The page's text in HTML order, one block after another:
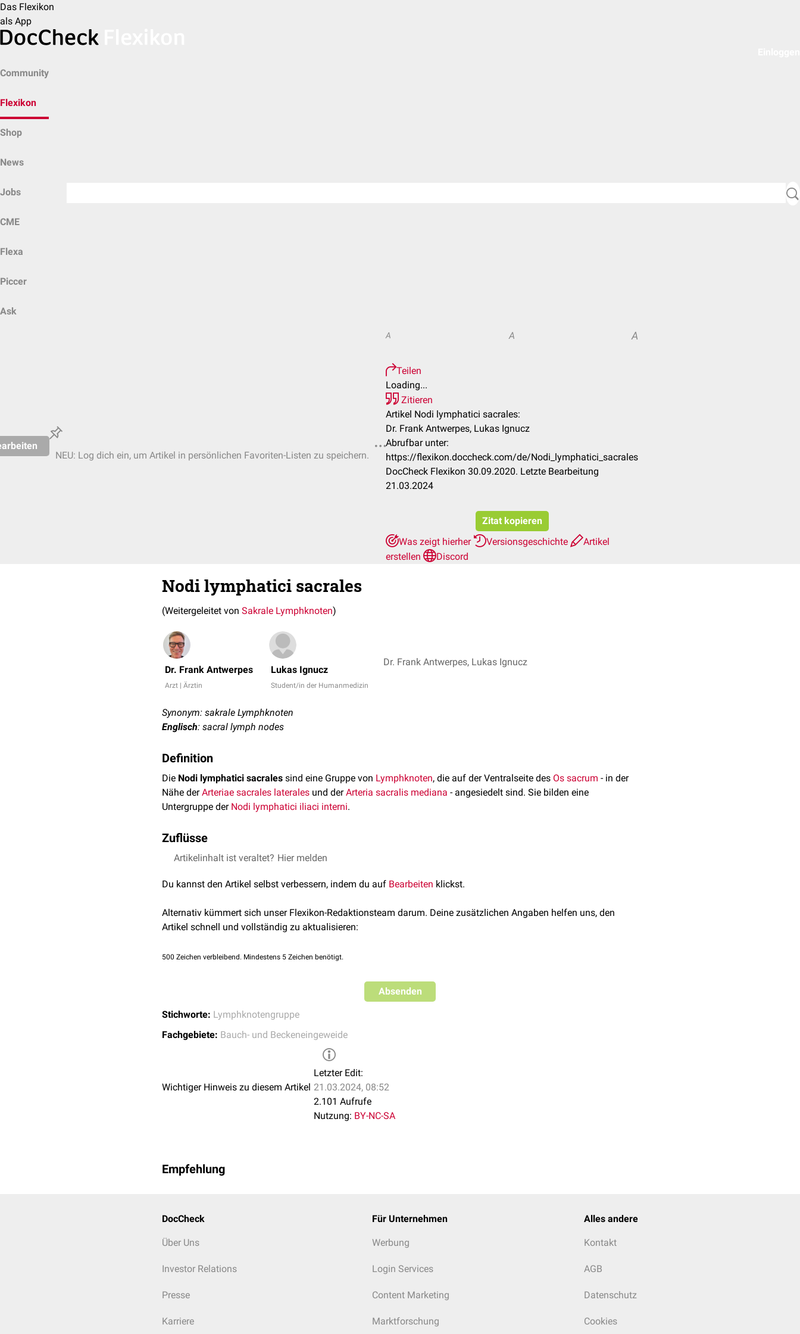
Das Flexikon
als App
Community
Flexikon
Shop
News
Jobs
CME
Flexa
Piccer
Ask
NEU: Log dich ein, um Artikel in persönlichen Favoriten-Listen zu speichern.
A A A
Teilen
Loading...
Zitieren
Artikel Nodi lymphatici sacrales:
Dr. Frank Antwerpes, Lukas Ignucz
Abrufbar unter:
https://flexikon.doccheck.com/de/Nodi_lymphatici_sacrales
DocCheck Flexikon 30.09.2020. Letzte Bearbeitung
21.03.2024
Zitat kopieren
Was zeigt hierher
Versionsgeschichte
Artikel
erstellen
Discord
Nodi lymphatici sacrales
(Weitergeleitet von Sakrale Lymphknoten)
Dr. Frank Antwerpes
Arzt | Ärztin
Lukas Ignucz
Student/in der Humanmedizin
Dr. Frank Antwerpes, Lukas Ignucz
Synonym: sakrale Lymphknoten
Englisch: sacral lymph nodes
Definition
Die Nodi lymphatici sacrales sind eine Gruppe von Lymphknoten, die auf der Ventralseite des Os sacrum - in der
Nähe derArteriae sacrales laterales und derArteria sacralis mediana - angesiedelt sind. Sie bilden eine
Untergruppe der Nodi lymphatici iliaci interni.
Zuflüsse
Die Nodi lymphatici sacrales enthaltenLymphe
Artikelinhalt ist veraltet? Hier melden
Du kannst den Artikel selbst verbessern, indem du auf Bearbeiten klickst.
Alternativ kümmert sich unser Flexikon-Redaktionsteam darum. Deine zusätzlichen Angaben helfen uns, den
Artikel schnell und vollständig zu aktualisieren:
500 Zeichen verbleibend. Mindestens 5 Zeichen benötigt.
Absenden
Stichworte: Lymphknotengruppe
Fachgebiete: Bauch- und Beckeneingeweide
Wichtiger Hinweis zu diesem Artikel
Letzter Edit:
21.03.2024, 08:52
2.101 Aufrufe
Nutzung: BY-NC-SA
Empfehlung
DocCheck
Über Uns
Investor Relations
Presse
Karriere
Für Unternehmen
Werbung
Login Services
Content Marketing
Marktforschung
Alles andere
Kontakt
AGB
Datenschutz
Cookies